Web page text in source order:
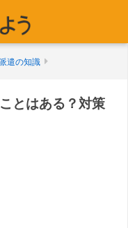
遣の知識
とはある？対策